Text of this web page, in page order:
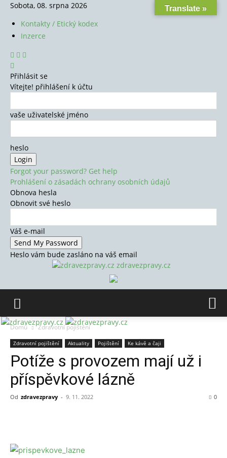
Sobota, 08. srpna 2026
Kontakty / Etický kodex
Inzerce
Přihlásit se
Vítejte! přihlášení k účtu
vaše uživatelské jméno
heslo
Forgot your password? Get help
Prohlášení o zásadách ochrany osobních údajů
Obnova hesla
Obnovit své heslo
Váš e-mail
Heslo vám bude zasláno na váš email
zdravezpravy.cz
Domů Zdravotní pojištění
Zdravotní pojištění Aktuality Pojištění Ke kávě a čaji
Potíže s provozem mají už i
příspěvkové lázně
Od zdravezpravy - 9. 11. 2022 0
Translate »